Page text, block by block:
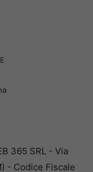
365 SRL - Via
- Codice Fiscale